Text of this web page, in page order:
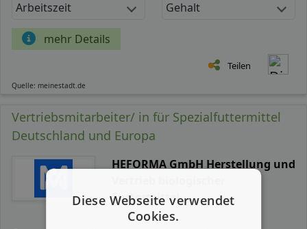
Arbeitszeit Gehalt
mehr Details
Teilen
Quelle: meinestadt.de
Vertriebsmitarbeiter/ in für Spezialfuttermittel
Deutschland und Europa
HEFORMA GmbH Herstellung und
Futtermittel
Diese Webseite verwendet
Cookies.